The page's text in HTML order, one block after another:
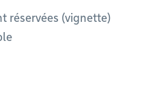
réservées (vignette)